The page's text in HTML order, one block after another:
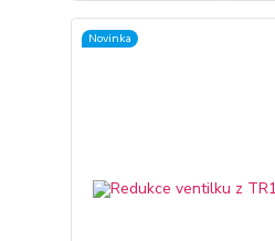
Novinka